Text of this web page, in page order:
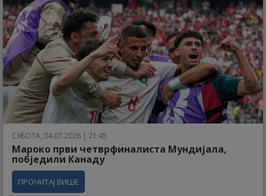
СУБОТА, 04.07.2026 | 21:45
Мароко први четврфиналиста Мундијала,
побједили Канаду
ПРОЧИТАЈ ВИШЕ